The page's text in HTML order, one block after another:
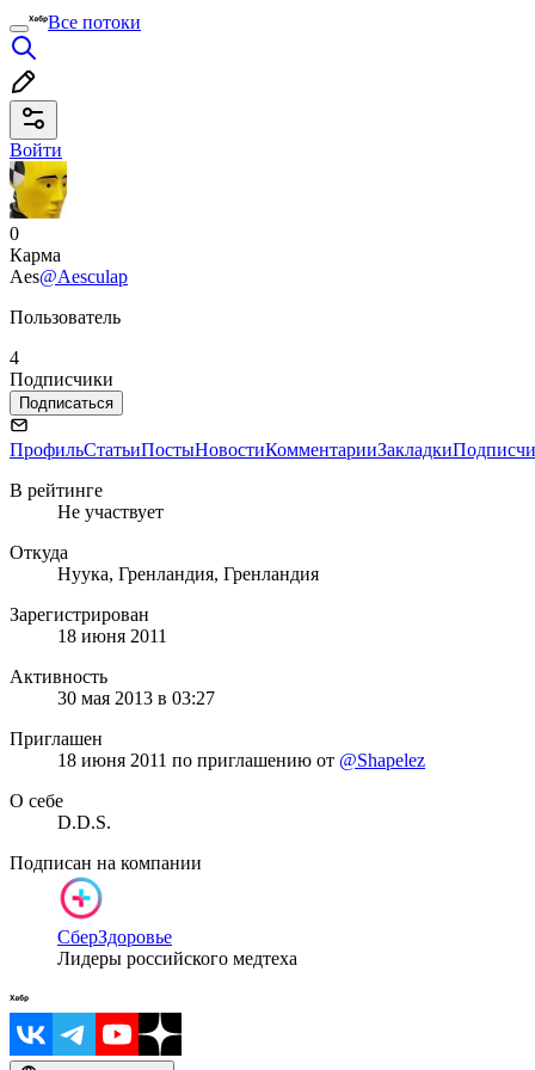
Все потоки
Войти
0
Карма
Aes@Aesculap
Пользователь
4
Подписчики
Подписаться
ПрофильСтатьиПостыНовостиКомментарииЗакладки
В рейтинге
Не участвует
Откуда
Нуука, Гренландия, Гренландия
Зарегистрирован
18 июня 2011
Активность
30 мая 2013 в 03:27
Приглашен
18 июня 2011 по приглашению от @Shapelez
О себе
D.D.S.
Подписан на компании
СберЗдоровье
Лидеры российского медтеха